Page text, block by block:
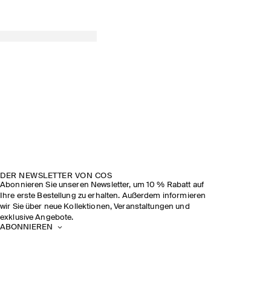
DER NEWSLETTER VON COS
Abonnieren Sie unseren Newsletter, um 10 % Rabatt auf
Ihre erste Bestellung zu erhalten. Außerdem informieren
wir Sie über neue Kollektionen, Veranstaltungen und
exklusive Angebote.
ABONNIEREN